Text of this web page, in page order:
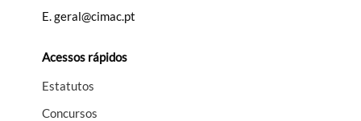
E.geral@cimac.pt
Acessos rápidos
Estatutos
Concursos